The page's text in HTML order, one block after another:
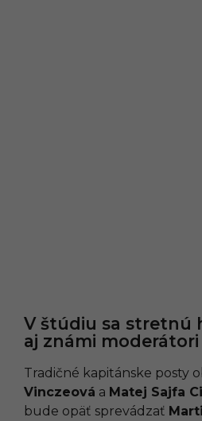
V štúdiu sa stretnú
aj známi moderátori
Tradičné kapitánske posty
Vinczeová a Matej Sajfa
bude opäť sprevádzať